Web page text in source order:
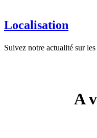
Localisation
Suivez notre actualité sur
A